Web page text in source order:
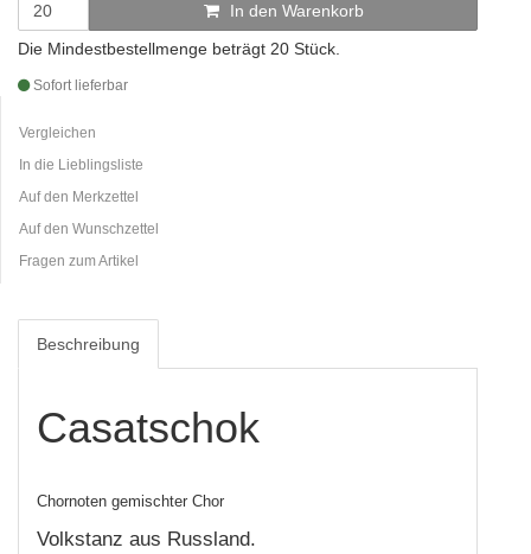
In den Warenkorb
Die Mindestbestellmenge beträgt 20 Stück.
Sofort lieferbar
Vergleichen
In die Lieblingsliste
Auf den Merkzettel
Auf den Wunschzettel
Fragen zum Artikel
Beschreibung
Casatschok
Chornoten gemischter Chor
Volkstanz aus Russland.